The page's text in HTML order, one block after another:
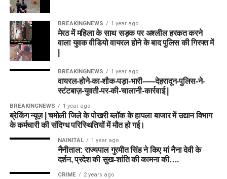
BREAKINGNEWS 1 year ago
मेरठ में महिला के साथ सड़क पर अश्लील हरकत करने
वाला युवक वीडियो वायरल होने के बाद पुलिस की गिरफ्त में
BREAKINGNEWS 1 year ago
वायरल-होने-का-शौक-पड़ा-भारी-—-देहरादून-पुलिस-ने-
स्टंटबाज़-युवती-पर-की-चालानी-कार्रवाई |
BREAKINGNEWS 1 year ago
ब्रेकिंग न्यूज़ | चमोली जिले के पोखरी ब्लॉक के हापला बाजार में उद्यान विभाग
के कर्मचारी की संदिग्ध परिस्थितियों में मौत हो गई।
NAINITAL 1 year ago
नैनीताल: राज्यपाल गुरमीत सिंह ने किए मां नैना देवी के
दर्शन, प्रदेश की सुख-शांति की कामना की….
CRIME 2 years ago